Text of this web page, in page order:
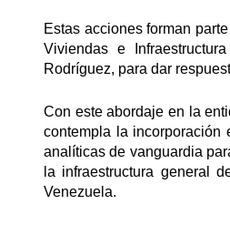
Estas acciones forman
Viviendas e
Rodríguez, para dar
Con este abordaje en la
contempla la incorporación
analíticas de vanguardia
la infraestructura general
Venezuela.